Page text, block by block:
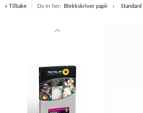
« Tilbake Du er her: Blekkskriver papir